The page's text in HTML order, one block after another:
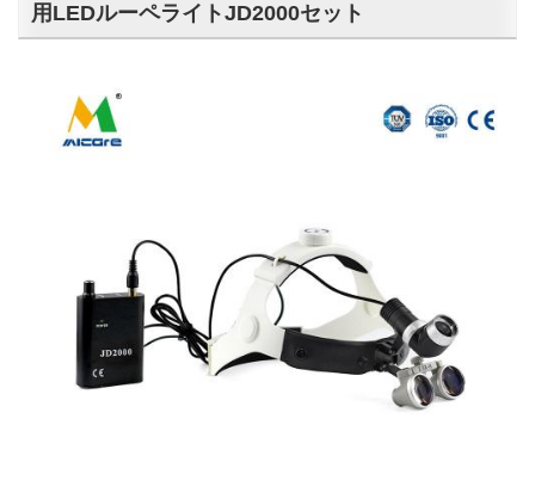
用LEDルーペライトJD2000セット